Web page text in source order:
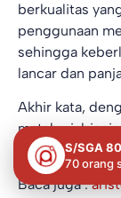
berkualitas
penggunaan
sehingga
lancar dan
Akhir kata,
matahari,
berkembang
Baca juga :
S/SGA
70 orang